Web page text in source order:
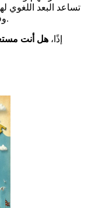
تساعد البعد اللغوي
وفهم أفضل لخصوصيات اللغة الفرنسية.
إذًا، هل أنت